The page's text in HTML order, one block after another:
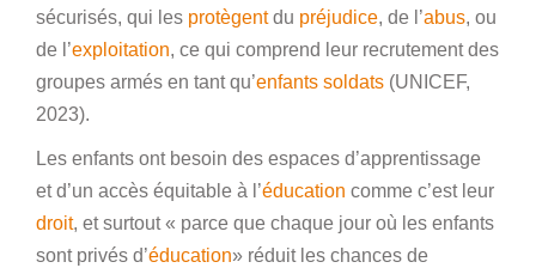
sécurisés, qui les protègentdu préjudice, de l’abus, ou
de l’exploitation, ce qui comprend leur recrutement des
groupes armés en tant qu’enfants soldats (UNICEF,
2023).
Les enfants ont besoin des espaces d’apprentissage
et d’un accès équitable à l’éducation comme c’est leur
droit, et surtout « parce que chaque jour où les enfants
sont privés d’éducation» réduit les chances de